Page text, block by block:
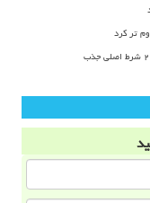
تر کرد